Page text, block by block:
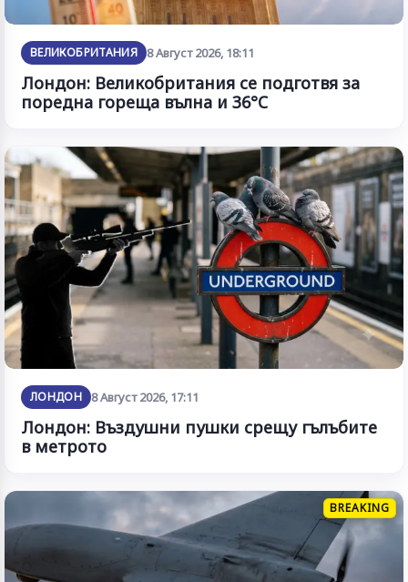
ВЕЛИКОБРИТАНИЯ 8 Август 2026, 18:11
Лондон: Великобритания се подготвя за
поредна гореща вълна и 36°C
ЛОНДОН 8 Август 2026, 17:11
Лондон: Въздушни пушки срещу гълъбите
в метрото
BREAKING